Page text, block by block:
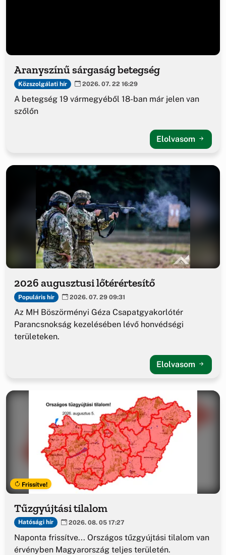
Aranyszínű sárgaság betegség
Közszolgálati hír 2026. 07. 22 16:29
A betegség 19 vármegyéből 18-ban már jelen van
szőlőn
Elolvasom
2026 augusztusi lőtérértesítő
Populáris hír 2026. 07. 29 09:31
Az MH Böszörményi Géza Csapatgyakorlótér
Parancsnokság kezelésében lévő honvédségi
területeken.
Elolvasom
Frissítve!
Tűzgyújtási tilalom
Hatósági hír 2026. 08. 05 17:27
Naponta frissítve... Országos tűzgyújtási tilalom van
érvényben Magyarország teljes területén.